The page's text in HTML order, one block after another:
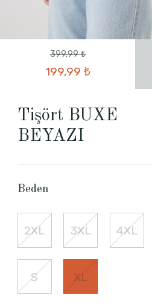
399,99 ₺
199,99 ₺
Tişört BUXE
BEYAZI
Beden
2XL 3XL 4XL
S XL